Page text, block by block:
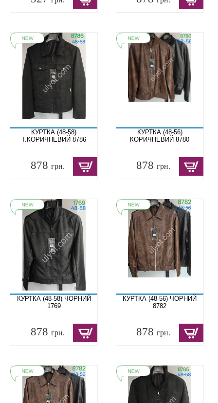
КУРТКА (48-58)
Т.КОРИЧНЕВИЙ 8786
878 грн.
КУРТКА (48-56)
КОРИЧНЕВИЙ 8780
878грн.
КУРТКА (48-58) ЧОРНИЙ
1769
878 грн.
КУРТКА (48-56) ЧОРНИЙ
8782
878грн.